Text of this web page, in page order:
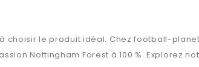
choisir le produit idéal. Chezfootball-
Nottingham Forest à 100 %. Explorez